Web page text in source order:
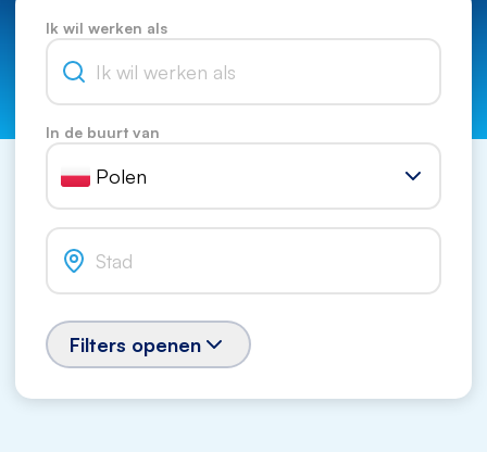
Ik wil werken als
In de buurt van
Polen
Filters openen